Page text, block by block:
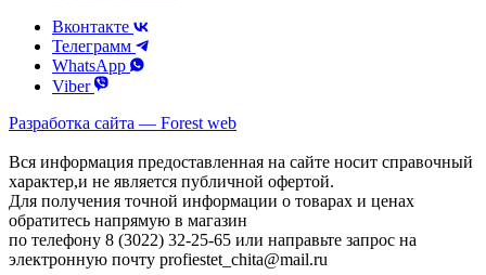
Вконтакте
Телеграмм
WhatsApp
Viber
Разработка сайта — Forest web
Вся информация предоставленная на сайте носит справочный
характер,и не является публичной офертой.
Для получения точной информации о товарах и ценах
обратитесь напрямую в магазин
по телефону 8 (3022) 32-25-65 или направьте запрос на
электронную почту profiestet_chita@mail.ru